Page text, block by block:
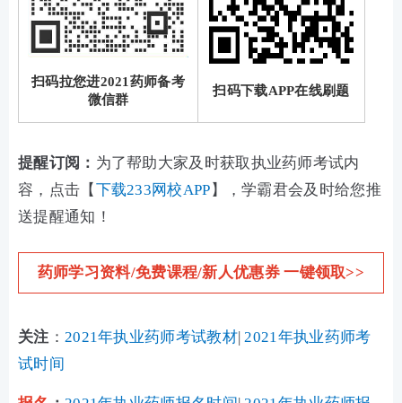
扫码拉您进2021药师备考
微信群
扫码下载APP在线刷题
提醒订阅： 为了帮助大家及时获取执业药师考试内
容，点击【 下载233网校APP 】，学霸君会及时给您推
送提醒通知！
药师学习资料/免费课程/新人优惠券 一键领取>>
关注 ： 2021年执业药师考试教材|2021年执业药师考
试时间